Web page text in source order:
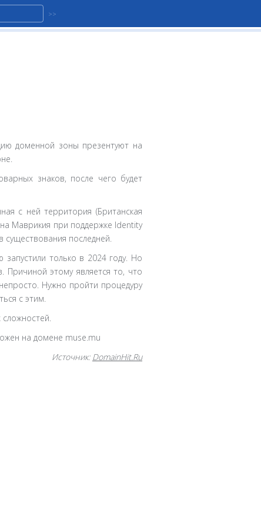
доменной зоны презентуют на
знаков, после чего будет
с ней территория (Британская
Маврикия при поддержке Identity
существования последней.
запустили только в 2024 году. Но
этому является то, что
Нужно пройти процедуру
с этим.
на домене muse.mu
Источник: DomainHit.Ru